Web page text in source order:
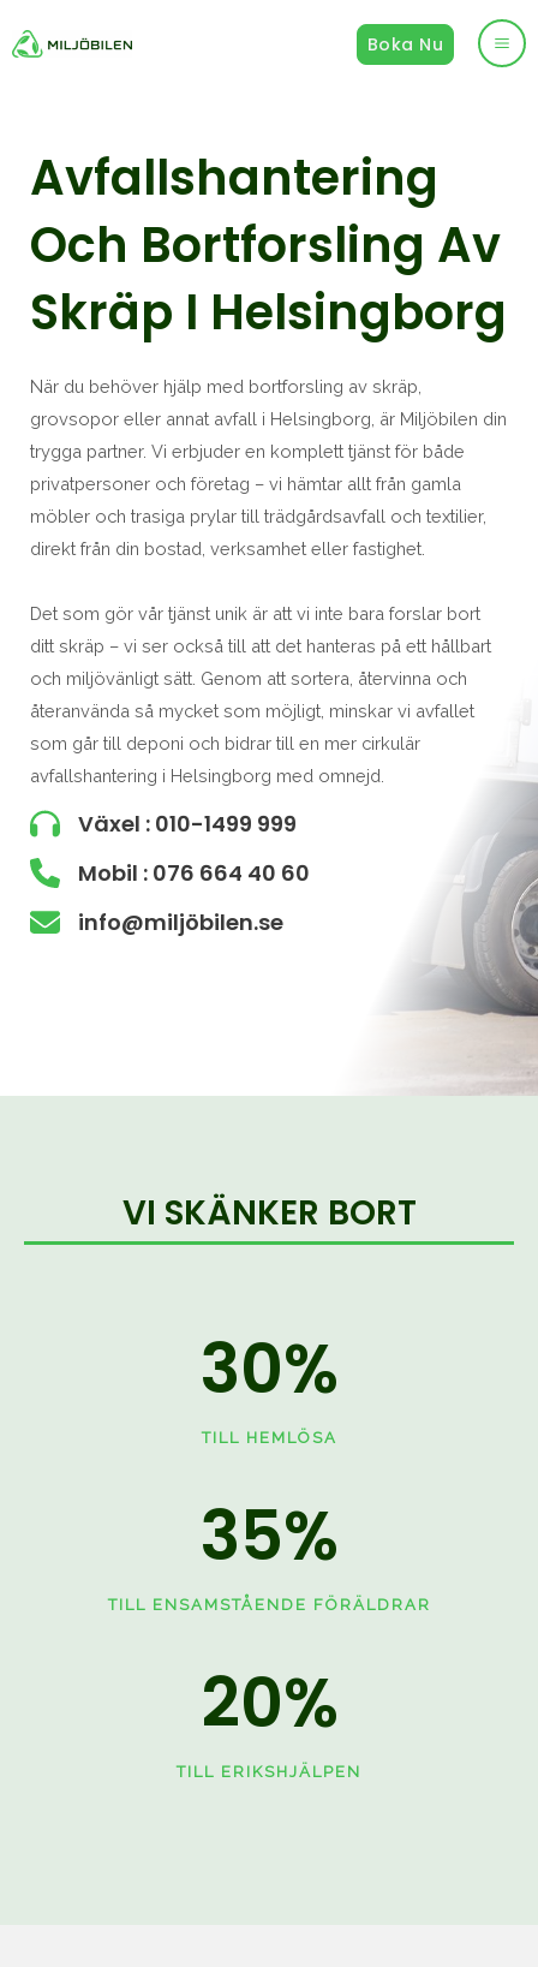
till
Boka Nu
Avfallshantering
Och Bortforsling Av
Skräp I Helsingborg
När du behöver hjälp med bortforsling av skräp,
grovsopor eller annat avfall i Helsingborg, är Miljöbilen din
trygga partner. Vi erbjuder en komplett tjänst för både
privatpersoner och företag – vi hämtar allt från gamla
möbler och trasiga prylar till trädgårdsavfall och textilier,
direkt från din bostad, verksamhet eller fastighet.
Det som gör vår tjänst unik är att vi inte bara forslar bort
ditt skräp – vi ser också till att det hanteras på ett hållbart
och miljövänligt sätt. Genom att sortera, återvinna och
återanvända så mycket som möjligt, minskar vi avfallet
som går till deponi och bidrar till en mer cirkulär
avfallshantering i Helsingborg med omnejd.
Växel : 010-1499 999
Mobil : 076 664 40 60
info@miljöbilen.se
VI SKÄNKER BORT
30%
TILL HEMLÖSA
35%
TILL ENSAMSTÅENDE FÖRÄLDRAR
20%
TILL ERIKSHJÄLPEN